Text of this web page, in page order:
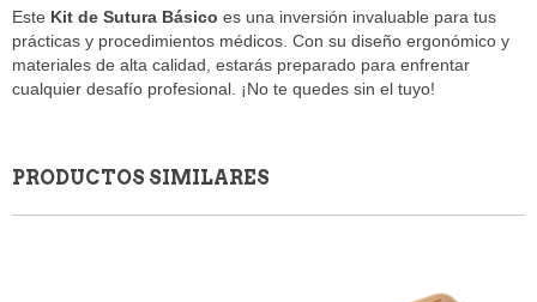
Este Kit de Sutura Básico es una inversión invaluable para tus
prácticas y procedimientos médicos. Con su diseño ergonómico y
materiales de alta calidad, estarás preparado para enfrentar
cualquier desafío profesional. ¡No te quedes sin el tuyo!
PRODUCTOS SIMILARES